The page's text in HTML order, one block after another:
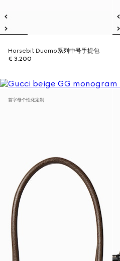
Horsebit Duomo系列中号手提包
€ 3.200
首字母个性化定制